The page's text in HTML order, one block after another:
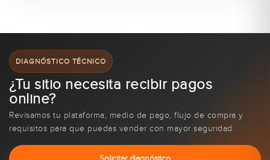
DIAGNÓSTICO TÉCNICO
¿Tu sitio necesita recibir pagos
online?
Revisamos tu plataforma, medio de pago, flujo de compra y
requisitos para que puedas vender con mayor seguridad.